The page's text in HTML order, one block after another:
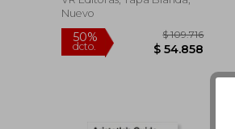
Nuevo